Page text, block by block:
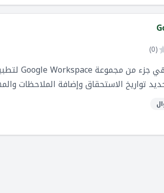
(
0
)
تواريخ الاستحقاق وإضافة الملاحظات